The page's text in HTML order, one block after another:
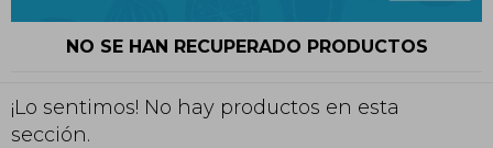
NO SE HAN RECUPERADO PRODUCTOS
¡Lo sentimos! No hay productos en esta
sección.